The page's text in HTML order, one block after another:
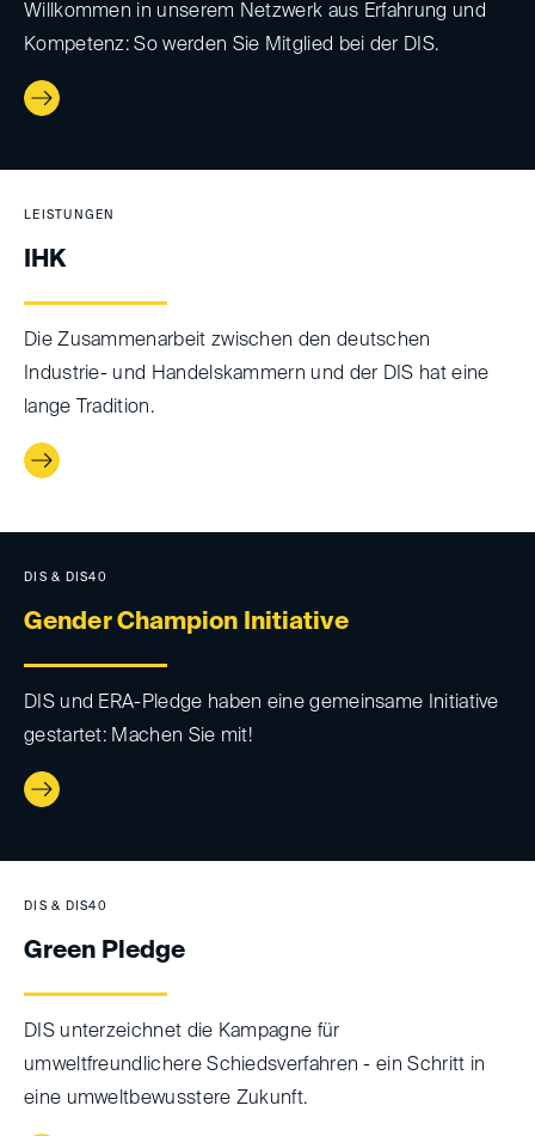
Willkommen in unserem Netzwerk aus Erfahrung und
Kompetenz: So werden Sie Mitglied bei der DIS.
LEISTUNGEN
IHK
Die Zusammenarbeit zwischen den deutschen
Industrie- und Handelskammern und der DIS hat eine
lange Tradition.
DIS & DIS40
Gender Champion Initiative
DIS und ERA-Pledge haben eine gemeinsame Initiative
gestartet: Machen Sie mit!
DIS & DIS40
Green Pledge
DIS unterzeichnet die Kampagne für
umweltfreundlichere Schiedsverfahren - ein Schritt in
eine umweltbewusstere Zukunft.